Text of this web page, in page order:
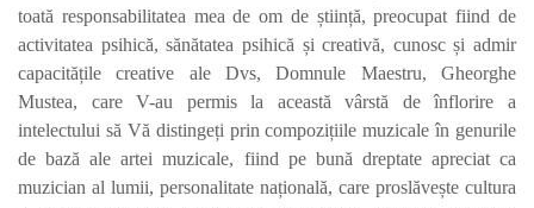
toată responsabilitatea mea de om de știință, preocupat fiind de
activitatea psihică, sănătatea psihică și creativă, cunosc și admir
capacitățile creative ale Dvs, Domnule Maestru, Gheorghe
Mustea, care V-au permis la această vârstă de înflorire a
intelectului să Vă distingeți prin compozițiile muzicale în genurile
de bază ale artei muzicale, fiind pe bună dreptate apreciat ca
muzician al lumii, personalitate națională, care proslăvește cultura